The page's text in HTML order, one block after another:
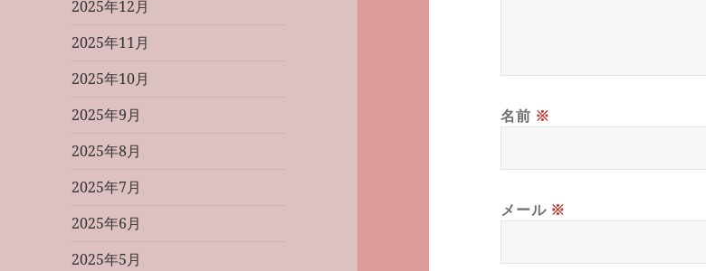
2025年12月
2025年11月
2025年10月
2025年9月
2025年8月
2025年7月
2025年6月
2025年5月
名前 ※
メール ※